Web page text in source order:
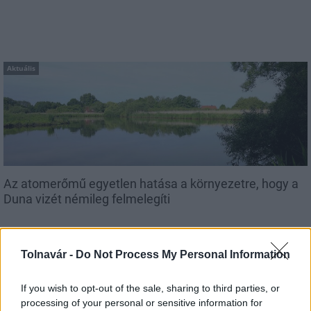
Tolnavár - Do Not Process My Personal Information
If you wish to opt-out of the sale, sharing to third parties, or
processing of your personal or sensitive information for
Aktuális
Az atomerőmű egyetlen hatása a környezetre, hogy a
Duna vizét némileg felmelegíti
MAGYAR ÉPÍTŐK